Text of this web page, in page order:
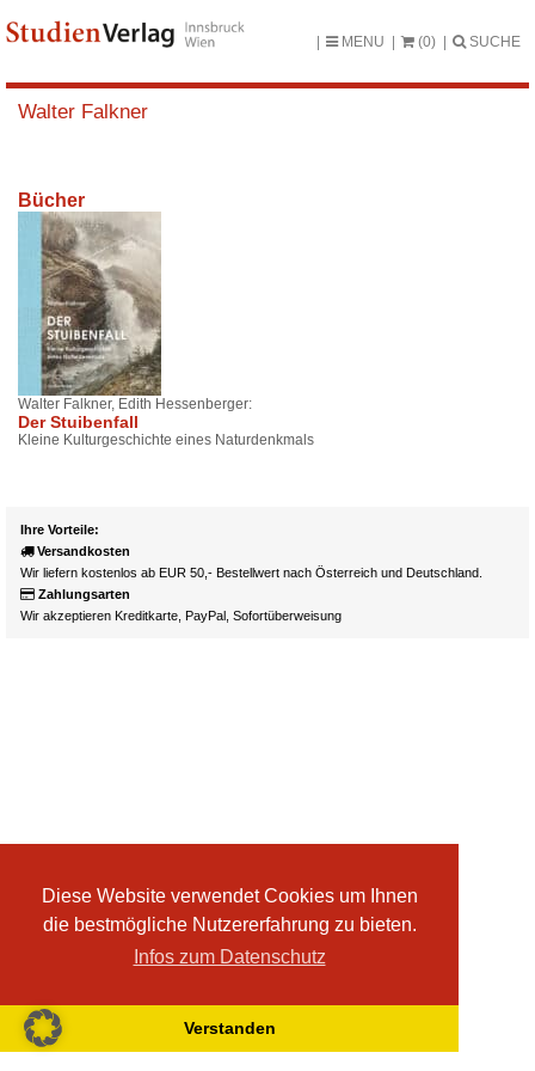
Diese Website verwendet Cookies um Ihnen
die bestmögliche Nutzererfahrung zu bieten.
Infos zum Datenschutz
Verstanden
MENU (0) SUCHE
Walter Falkner
Bücher
Walter Falkner, Edith Hessenberger:
Der Stuibenfall
Kleine Kulturgeschichte eines Naturdenkmals
Ihre Vorteile:
Versandkosten
Wir liefern kostenlos ab EUR 50,- Bestellwert nach Österreich und Deutschland.
Zahlungsarten
Wir akzeptieren Kreditkarte, PayPal, Sofortüberweisung